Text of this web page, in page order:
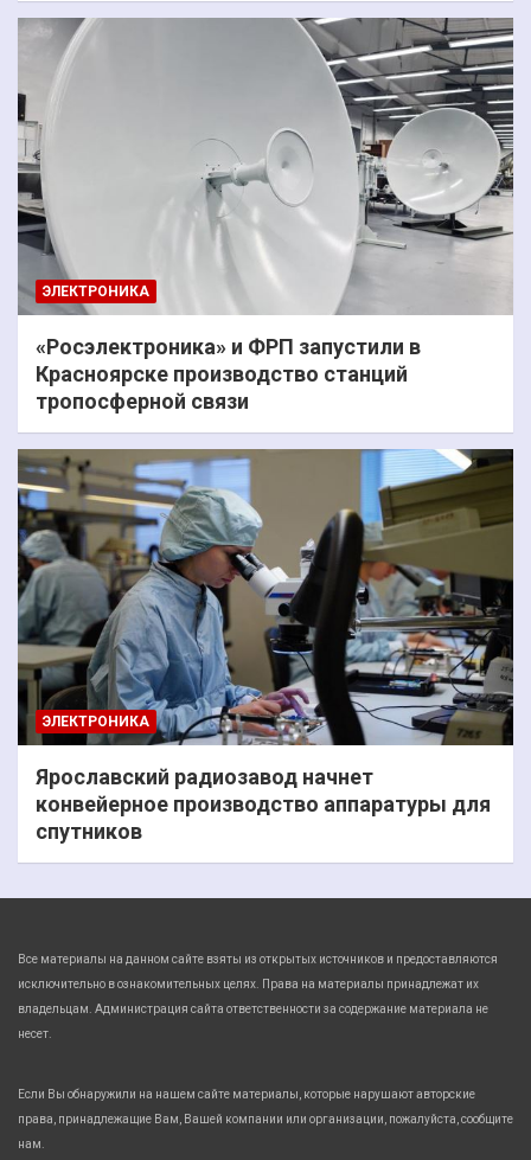
ЭЛЕКТРОНИКА
«Росэлектроника» и ФРП запустили в
Красноярске производство станций
тропосферной связи
ЭЛЕКТРОНИКА
Ярославский радиозавод начнет
конвейерное производство аппаратуры для
спутников
Все материалы на данном сайте взяты из открытых источников и предоставляются
исключительно в ознакомительных целях. Права на материалы принадлежат их
владельцам. Администрация сайта ответственности за содержание материала не
несет.
Если Вы обнаружили на нашем сайте материалы, которые нарушают авторские
права, принадлежащие Вам, Вашей компании или организации, пожалуйста, сообщите
нам.